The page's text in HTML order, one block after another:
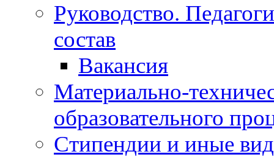
Руководство.
состав
Вакансия
Материально-
образовательного
Стипендии и иные